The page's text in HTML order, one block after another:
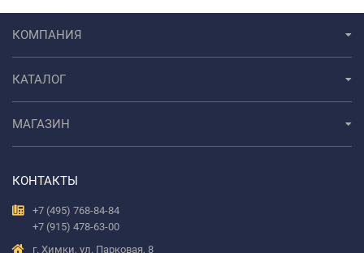
КОМПАНИЯ
КАТАЛОГ
МАГАЗИН
КОНТАКТЫ
+7 (495) 768-84-84
+7 (915) 478-63-00
г. Химки, ул. Парковая, 8